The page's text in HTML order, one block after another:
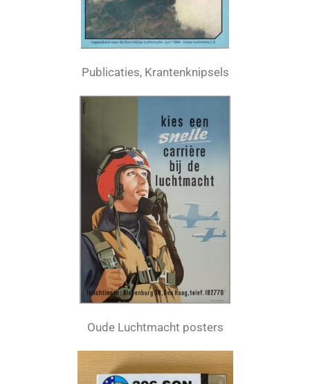
Publicaties, Krantenknipsels
Oude Luchtmacht posters